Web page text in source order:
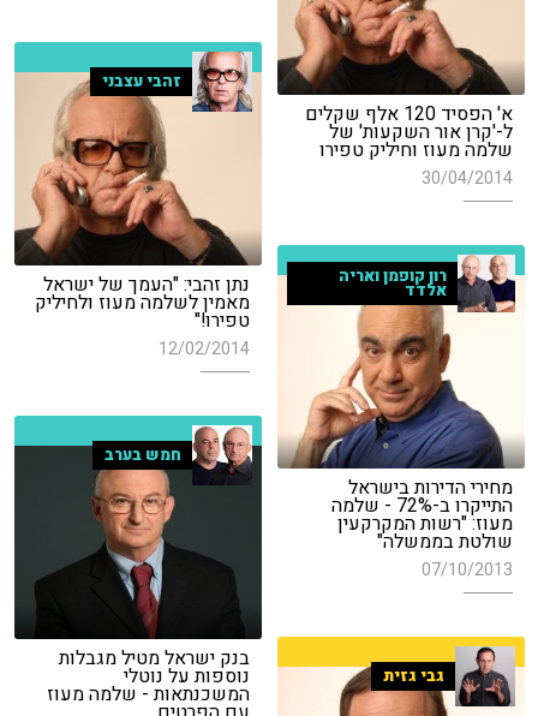
א' הפסיד 120 אלף שקלים
ל-'קרן אור השקעות' של
שלמה מעוז וחיליק טפירו
30/04/2014
זהבי עצבני
נתן זהבי: "העמך של ישראל
מאמין לשלמה מעוז ולחיליק
טפירו!"
12/02/2014
רון קופמן ואריה
אלדד
מחירי הדירות בישראל
התייקרו ב-72% - שלמה
מעוז: "רשות המקרקעין
שולטת בממשלה"
07/10/2013
חמש בערב
בנק ישראל מטיל מגבלות
נוספות על נוטלי
המשכנתאות - שלמה מעוז
גבי גזית